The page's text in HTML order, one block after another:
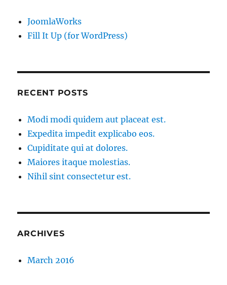
JoomlaWorks
Fill It Up (for WordPress)
RECENT POSTS
Modi modi quidem aut placeat est.
Expedita impedit explicabo eos.
Cupiditate qui at dolores.
Maiores itaque molestias.
Nihil sint consectetur est.
ARCHIVES
March 2016